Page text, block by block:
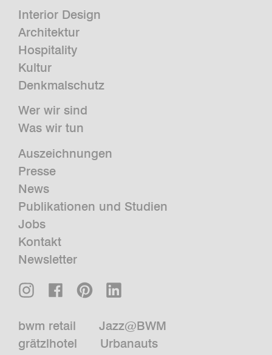
Interior Design
Architektur
Hospitality
Kultur
Denkmalschutz
Wer wir sind
Was wir tun
Auszeichnungen
Presse
News
Publikationen und Studien
Jobs
Kontakt
Newsletter
bwm retail
Jazz@BWM
grätzlhotel
Urbanauts